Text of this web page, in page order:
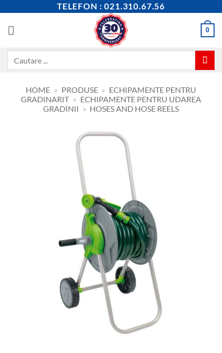
content
TELEFON : 021.310.67.56
0
HOME » PRODUSE » ECHIPAMENTE PENTRU
GRADINARIT » ECHIPAMENTE PENTRU UDAREA
GRADINII » HOSES AND HOSE REELS